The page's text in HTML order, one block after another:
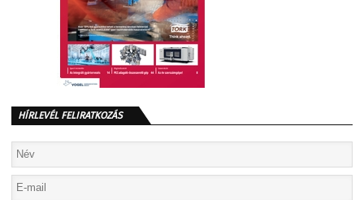
HÍRLEVÉL FELIRATKOZÁS